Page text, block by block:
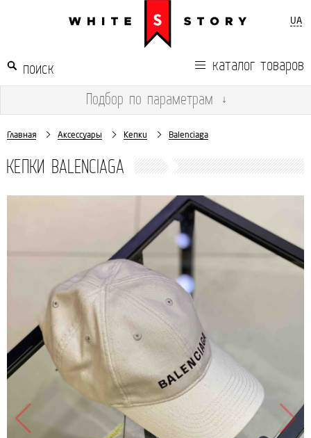
UA
каталог товаров
Подбор по параметрам ↓
Главная Аксессуары Кепки Balenciaga
КЕПКИ BALENCIAGA
Продано